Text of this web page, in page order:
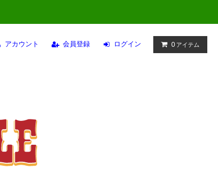
アカウント 会員登録 ログイン 0 アイテム